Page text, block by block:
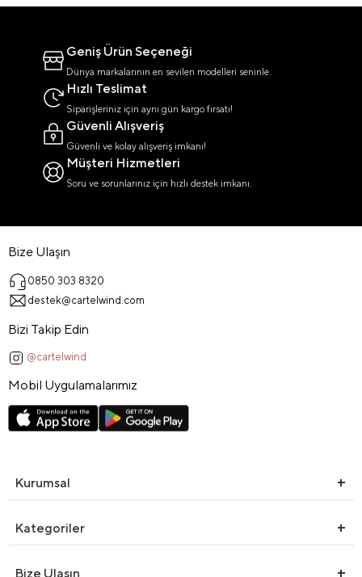
Geniş Ürün Seçeneği
Dünya markalarının en sevilen modelleri seninle.
Hızlı Teslimat
Siparişleriniz için aynı gün kargo fırsatı!
Güvenli Alışveriş
Güvenli ve kolay alışveriş imkanı!
Müşteri Hizmetleri
Soru ve sorunlarınız için hızlı destek imkanı.
Bize Ulaşın
0850 303 8320
destek@cartelwind.com
Bizi Takip Edin
@cartelwind
Mobil Uygulamalarımız
Kurumsal
Kategoriler
Bize Ulaşın